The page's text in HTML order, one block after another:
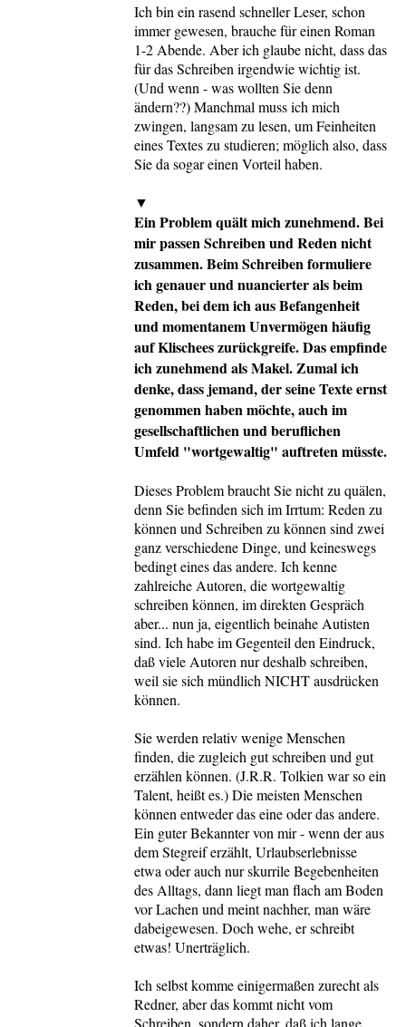
Ich bin ein rasend schneller Leser, schon
immer gewesen, brauche für einen Roman
1-2 Abende. Aber ich glaube nicht, dass das
für das Schreiben irgendwie wichtig ist.
(Und wenn - was wollten Sie denn
ändern??) Manchmal muss ich mich
zwingen, langsam zu lesen, um Feinheiten
eines Textes zu studieren; möglich also, dass
Sie da sogar einen Vorteil haben.
▼
Ein Problem quält mich zunehmend. Bei
mir passen Schreiben und Reden nicht
zusammen. Beim Schreiben formuliere
ich genauer und nuancierter als beim
Reden, bei dem ich aus Befangenheit
und momentanem Unvermögen häufig
auf Klischees zurückgreife. Das empfinde
ich zunehmend als Makel. Zumal ich
denke, dass jemand, der seine Texte ernst
genommen haben möchte, auch im
gesellschaftlichen und beruflichen
Umfeld "wortgewaltig" auftreten müsste.
Dieses Problem braucht Sie nicht zu quälen,
denn Sie befinden sich im Irrtum: Reden zu
können und Schreiben zu können sind zwei
ganz verschiedene Dinge, und keineswegs
bedingt eines das andere. Ich kenne
zahlreiche Autoren, die wortgewaltig
schreiben können, im direkten Gespräch
aber... nun ja, eigentlich beinahe Autisten
sind. Ich habe im Gegenteil den Eindruck,
daß viele Autoren nur deshalb schreiben,
weil sie sich mündlich NICHT ausdrücken
können.
Sie werden relativ wenige Menschen
finden, die zugleich gut schreiben und gut
erzählen können. (J.R.R. Tolkien war so ein
Talent, heißt es.) Die meisten Menschen
können entweder das eine oder das andere.
Ein guter Bekannter von mir - wenn der aus
dem Stegreif erzählt, Urlaubserlebnisse
etwa oder auch nur skurrile Begebenheiten
des Alltags, dann liegt man flach am Boden
vor Lachen und meint nachher, man wäre
dabeigewesen. Doch wehe, er schreibt
etwas! Unerträglich.
Ich selbst komme einigermaßen zurecht als
Redner, aber das kommt nicht vom
Schreiben, sondern daher, daß ich lange